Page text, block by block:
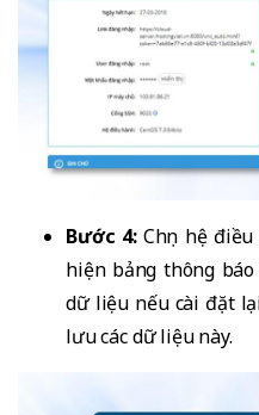
Bước 4:Chọn hệ
hiện bảng thông
dữ liệu nếu cài đặt
lưu các dữ liệu này.